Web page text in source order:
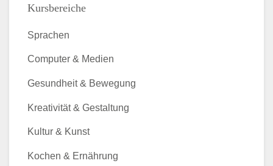
Kursbereiche
Sprachen
Computer & Medien
Gesundheit & Bewegung
Kreativität & Gestaltung
Kultur & Kunst
Kochen & Ernährung